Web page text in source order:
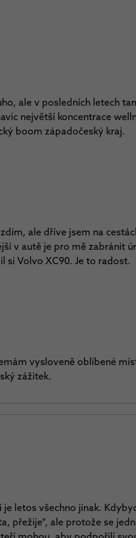
ale v posledních letech
největší koncentrace
boom západočeský kraj.
ale dříve jsem na
v autě je pro mě zabránit
si Volvo XC90. Je to radost.
vysloveně oblíbené
zážitek.
letos všechno jinak.
přežije“, ale protože se